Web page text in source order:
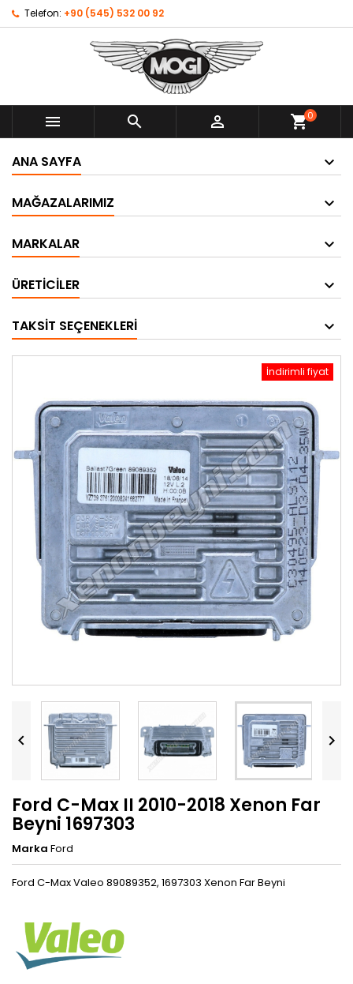
Telefon: +90 (545) 532 00 92
   shopping_cart0
ANA SAYFA
MAĞAZALARIMIZ
MARKALAR
ÜRETICILER
TAKSIT SEÇENEKLERI
İndirimli fiyat
 
Ford C-Max II 2010-2018 Xenon Far
Beyni 1697303
Marka Ford
Ford C-Max Valeo 89089352, 1697303 Xenon Far Beyni